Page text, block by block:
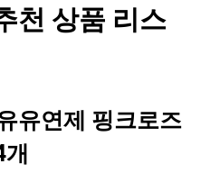
천 상품 리스
유연제 핑크로즈